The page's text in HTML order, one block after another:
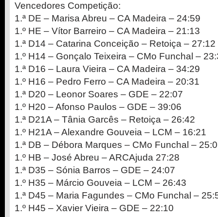
Vencedores Competição:
1.ª DE – Marisa Abreu – CA Madeira – 24:59
1.º HE – Vítor Barreiro – CA Madeira – 21:13
1.ª D14 – Catarina Conceição – Retoiça – 27:12
1.º H14 – Gonçalo Teixeira – CMo Funchal –
1.ª D16 – Laura Vieira – CA Madeira – 34:29
1.º H16 – Pedro Ferro – CA Madeira – 20:31
1.ª D20 – Leonor Soares – GDE – 22:07
1.º H20 – Afonso Paulos – GDE – 39:06
1.ª D21A – Tânia Garcês – Retoiça – 26:42
1.º H21A – Alexandre Gouveia – LCM – 16:21
1.ª DB – Débora Marques – CMo Funchal –
1.º HB – José Abreu – ARCAjuda 27:28
1.ª D35 – Sónia Barros – GDE – 24:07
1.º H35 – Márcio Gouveia – LCM – 26:43
1.ª D45 – Maria Fagundes – CMo Funchal –
1.º H45 – Xavier Vieira – GDE – 22:10